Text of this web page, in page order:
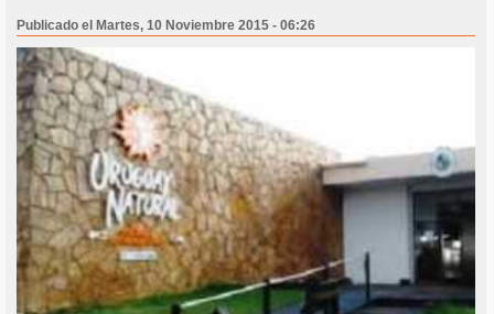
Publicado el Martes, 10 Noviembre 2015 - 06:26